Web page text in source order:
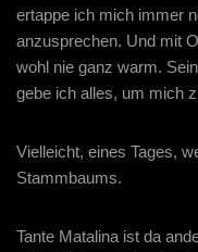
ertappe ich mich immer
anzusprechen. Und mit
wohl nie ganz warm.
gebe ich alles, um mich
Vielleicht, eines Tages,
Stammbaums.
Tante Matalina ist da